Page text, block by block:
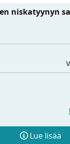
niskatyynyn
Lue lisää